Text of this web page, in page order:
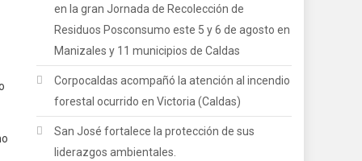
en la gran Jornada de Recolección de
Residuos Posconsumo este 5 y 6 de agosto en
Manizales y 11 municipios de Caldas
Corpocaldas acompañó la atención al incendio
forestal ocurrido en Victoria (Caldas)
San José fortalece la protección de sus
liderazgos ambientales.